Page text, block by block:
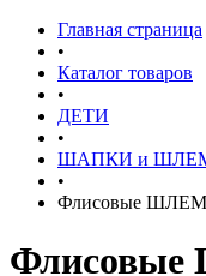
Главная страница
•
Каталог товаров
•
ДЕТИ
•
ШАПКИ и
•
Флисовые